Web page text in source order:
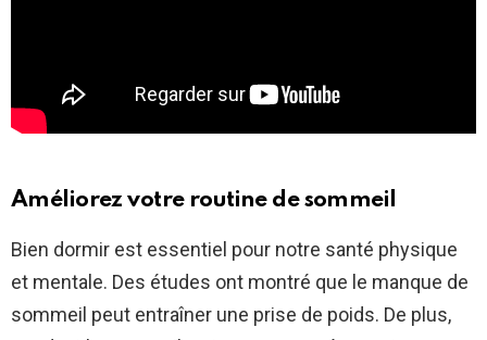
Améliorez votre routine de sommeil
Bien dormir est essentiel pour notre santé physique
et mentale. Des études ont montré que le manque de
sommeil peut entraîner une prise de poids. De plus,